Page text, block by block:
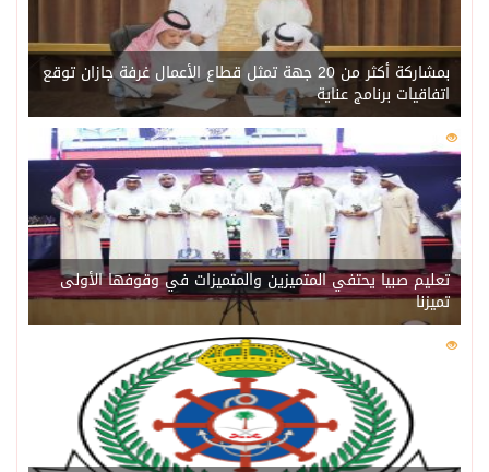
بمشاركة أكثر من 20 جهة تمثل قطاع الأعمال غرفة جازان توقع
اتفاقيات برنامج عناية
209
تعليم صبيا يحتفي المتميزين والمتميزات في وقوفها الأولى
تميزنا
203